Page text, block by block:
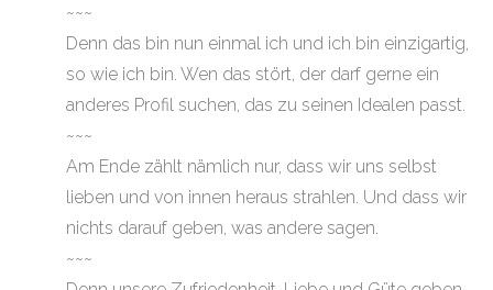
~~~
Denn das bin nun einmal ich und ich bin einzigartig,
so wie ich bin. Wen das stört, der darf gerne ein
anderes Profil suchen, das zu seinen Idealen passt.
~~~
Am Ende zählt nämlich nur, dass wir uns selbst
lieben und von innen heraus strahlen. Und dass wir
nichts darauf geben, was andere sagen.
~~~